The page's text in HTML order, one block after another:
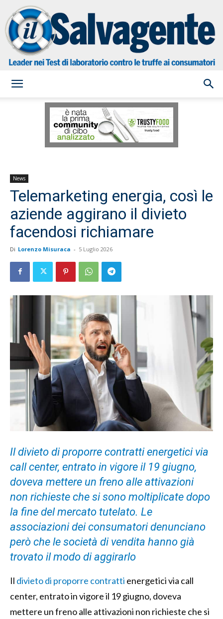
Salvagente
News
Telemarketing energia, così le
aziende aggirano il divieto
facendosi richiamare
Di Lorenzo Misuraca - 5 Luglio 2026
Il divieto di proporre contratti energetici via
call center, entrato in vigore il 19 giugno,
doveva mettere un freno alle attivazioni
non richieste che si sono moltiplicate dopo
la fine del mercato tutelato. Le
associazioni dei consumatori denunciano
però che le società di vendita hanno già
trovato il modo di aggirarlo
Il divieto di proporre contratti energetici via call
center, entrato in vigore il 19 giugno, doveva
mettere un freno alle attivazioni non richieste che si